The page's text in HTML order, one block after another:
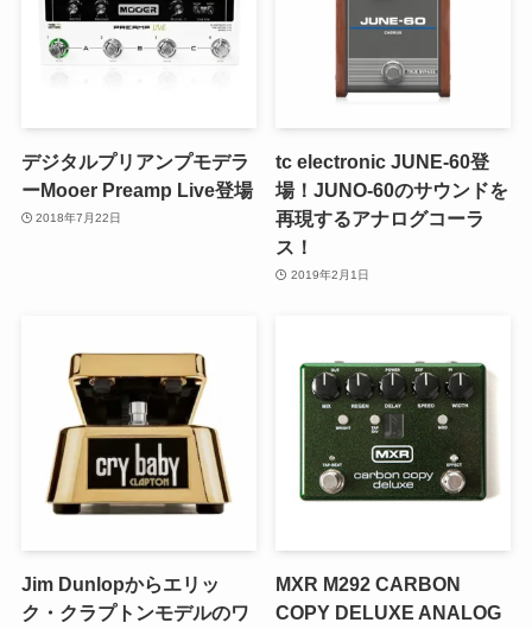
デジタルプリアンプモデラ
ーMooer Preamp Live登場
2018年7月22日
tc electronic JUNE-60登
場！JUNO-60のサウンドを
再現するアナログコーラ
ス！
2019年2月1日
Jim Dunlopからエリッ
ク・クラプトンモデルのワ
MXR M292 CARBON
COPY DELUXE ANALOG